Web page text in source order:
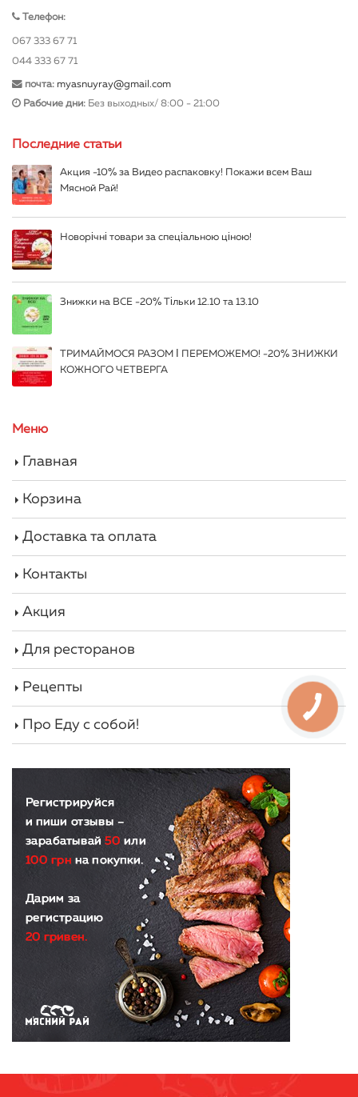
Телефон:
067 333 67 71
044 333 67 71
почта: myasnuyray@gmail.com
Рабочие дни: Без выходных/ 8:00 - 21:00
Последние статьи
Акция -10% за Видео распаковку! Покажи всем Ваш
Мясной Рай!
Новорічні товари за спеціальною ціною!
Знижки на ВСЕ -20% Тільки 12.10 та 13.10
ТРИМАЙМОСЯ РАЗОМ І ПЕРЕМОЖЕМО! -20% ЗНИЖКИ
КОЖНОГО ЧЕТВЕРГА
Меню
Главная
Корзина
Доставка та оплата
Контакты
Акция
Для ресторанов
Рецепты
Про Еду с собой!